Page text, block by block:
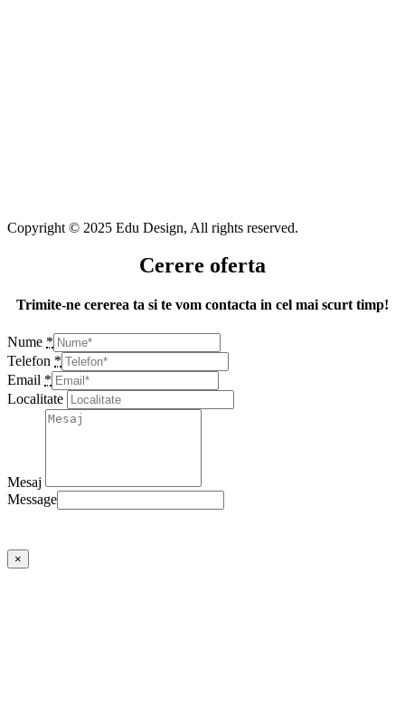
Copyright © 2025 Edu Design, All rights reserved.
Cerere oferta
Trimite-ne cererea ta si te vom contacta in cel mai scurt timp!
Nume *
Telefon *
Email *
Localitate
Mesaj
Message
×